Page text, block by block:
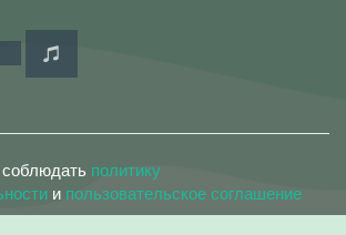
политику
и пользовательское соглашение